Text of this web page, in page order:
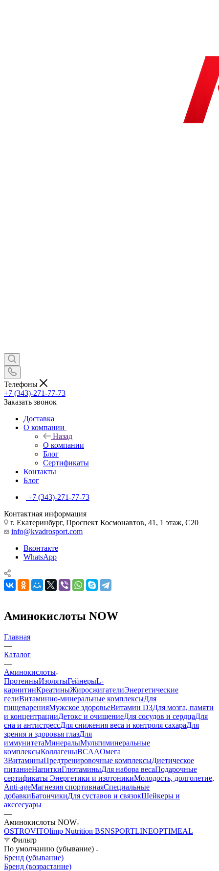
Телефоны
+7 (343)-271-77-73
Заказать звонок
Доставка
О компании
Назад
О компании
Блог
Сертификаты
Контакты
Блог
+7 (343)-271-77-73
Контактная информация
г. Екатеринбург, Проспект Космонавтов, 41, 1 этаж, С20
info@kvadrosport.com
Вконтакте
WhatsApp
Аминокислоты NOW
Главная
—
Каталог
—
Аминокислоты
ПротеиныИзолятыГейнерыL-
карнитинКреатиныЖиросжигателиЭнергетические
гелиВитаминно-минеральные комплексыДля
пищеваренияМужское здоровьеВитамин D3Для мозга, памяти
и концентрацииДетокс и очищениеДля сосудов и сердцаДля
сна и антистрессДля снижения веса и контроля сахараДля
зрения и здоровья глазДля
иммунитетаМинералыМультиминеральные
комплексыКоллагеныBCAAОмега
3ВитаминыПредтренировочные комплексыДиетическое
питаниеНапиткиГлютаминыДля набора весаПодарочные
сертификаты Энергетики и изотоникиМолодость, долголетие,
Anti-ageМагнезия спортивнаяСпециальные
добавкиБатончикиДля суставов и связокШейкеры и
акссесуары
—
Аминокислоты NOW
OSTROVITOlimp Nutrition BSNSPORTLINEOPTIMEAL
Фильтр
По умолчанию (убывание)
Бренд (убывание)
Бренд (возрастание)